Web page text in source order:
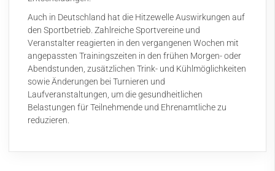
Auch in Deutschland hat die Hitzewelle Auswirkungen auf
den Sportbetrieb. Zahlreiche Sportvereine und
Veranstalter reagierten in den vergangenen Wochen mit
angepassten Trainingszeiten in den frühen Morgen- oder
Abendstunden, zusätzlichen Trink- und Kühlmöglichkeiten
sowie Änderungen bei Turnieren und
Laufveranstaltungen, um die gesundheitlichen
Belastungen für Teilnehmende und Ehrenamtliche zu
reduzieren.